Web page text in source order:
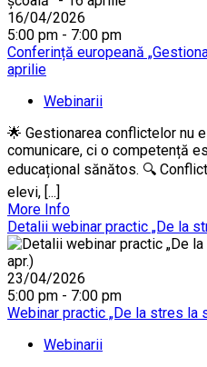
16/04/2026
5:00 pm - 7:00 pm
Conferință europeană
aprilie
Webinarii
🌟 Gestionarea conflictelor nu
comunicare, ci o competență
educațional sănătos. 🔍
elevi, [...]
More Info
Detalii webinar practic „De la
23/04/2026
5:00 pm - 7:00 pm
Webinar practic „De la stres la
Webinarii